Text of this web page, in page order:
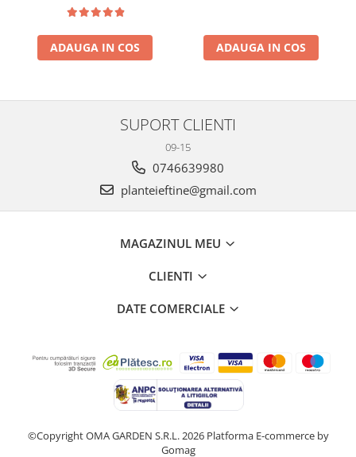
ADAUGA IN COS ADAUGA IN COS
SUPORT CLIENTI
09-15
0746639980
planteieftine@gmail.com
MAGAZINUL MEU
CLIENTI
DATE COMERCIALE
©Copyright OMA GARDEN S.R.L. 2026 Platforma E-commerce by
Gomag